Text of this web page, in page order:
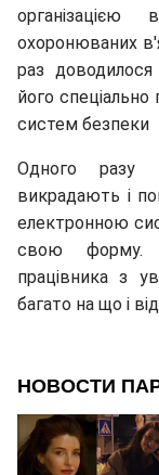
охоронюваних
раз
його спеціально
систем безпеки
Одного разу
викрадають і
електронною
свою форму.
працівника з
багато на що і